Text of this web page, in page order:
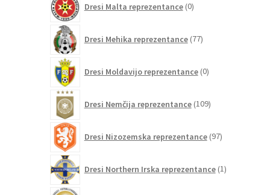
Dresi Malta reprezentance 0izdelkov
Dresi Mehika reprezentance 77izdelkov
Dresi Moldavijo reprezentance 0izdelkov
Dresi Nemčija reprezentance 109izdelkov
Dresi Nizozemska reprezentance 97izdelkov
Dresi Northern Irska reprezentance 1izdelek